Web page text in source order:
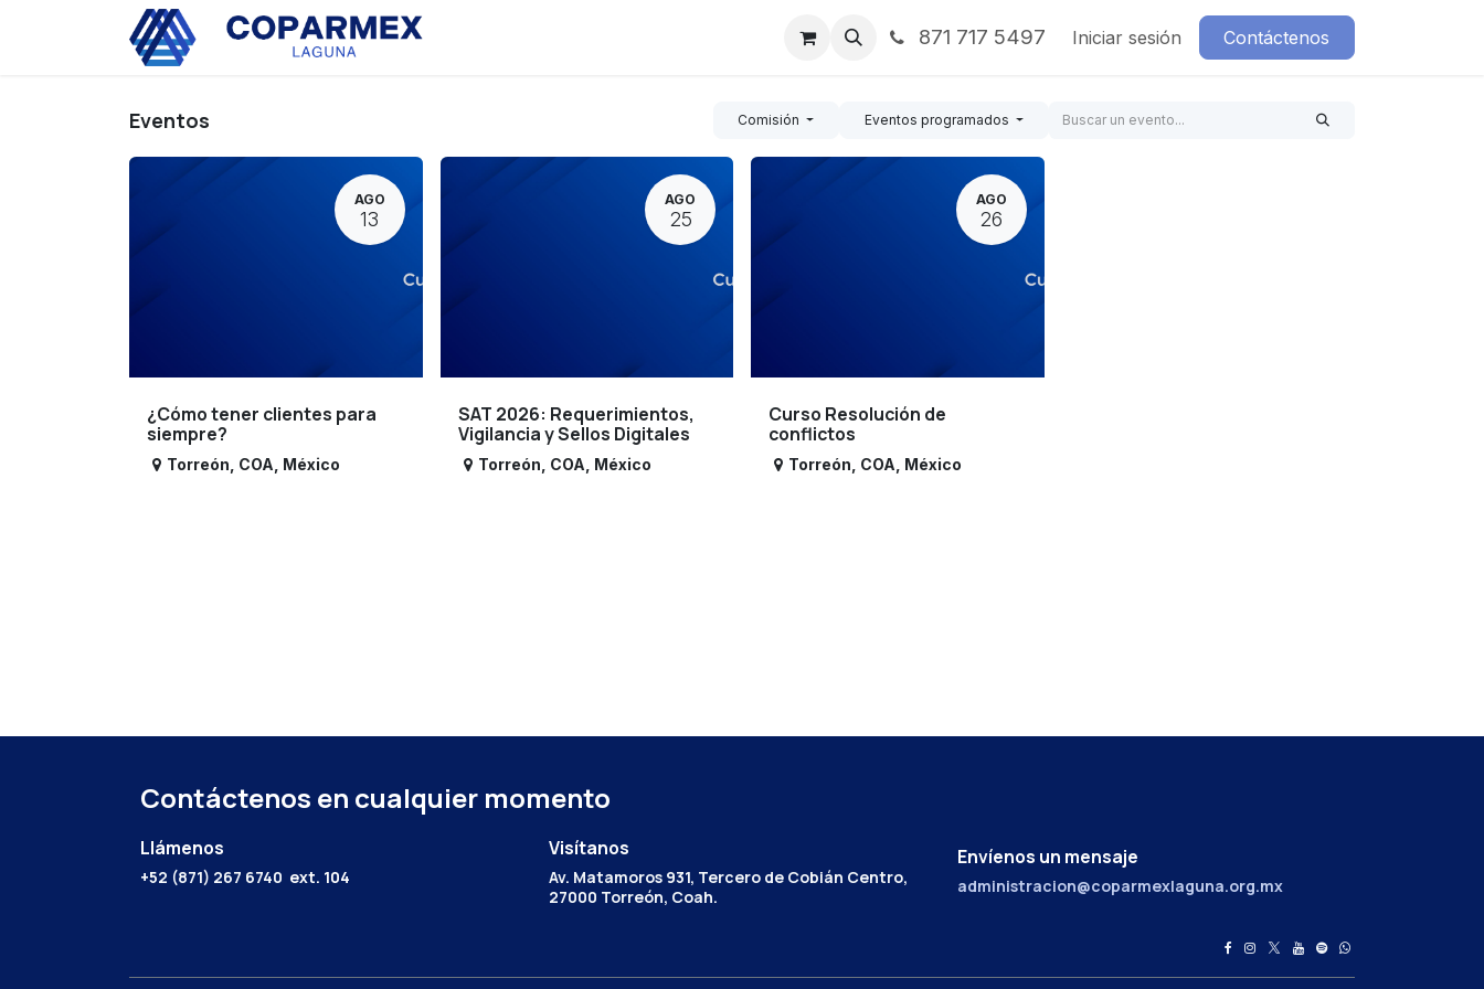
Noticias Contáctenos871 717 5497 Iniciar sesión Contáctenos
Eventos Comisión Eventos programados
AGO
13
¿Cómo tener clientes para
siempre?
Torreón COA México
AGO
25
SAT 2026: Requerimientos,
Vigilancia y Sellos Digitales
Torreón COA México
AGO
26
Curso Resolución de
conflictos
Torreón COA México
Contáctenos en cualquier momento
Llámenos
+52 (871) 267 6740 ext. 104
Envíenos un mensaje
administracion@coparmexlaguna.org.mx
Visítanos
Av. Matamoros 931, Tercero de Cobián Centro,
27000 Torreón, Coah.